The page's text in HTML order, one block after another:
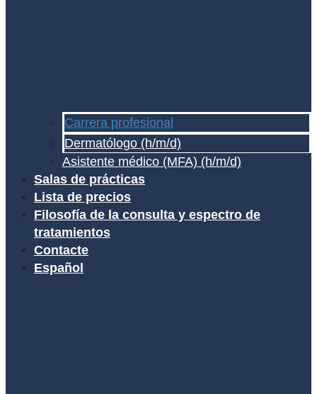
Carrera profesional
Dermatólogo (h/m/d)
Asistente médico (MFA) (h/m/d)
Salas de prácticas
Lista de precios
Filosofía de la consulta y espectro de
tratamientos
Contacte
Español